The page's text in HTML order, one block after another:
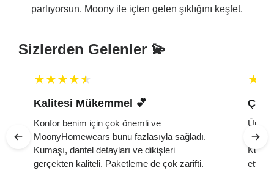
parlıyorsun. Moony ile içten gelen şıklığını keşfet.
Sizlerden Gelenler 💫
Kalitesi Mükemmel 💕 ️
Konfor benim için çok önemli ve
MoonyHomewears bunu fazlasıyla sağladı.
Kumaşı, dantel detayları ve dikişleri
gerçekten kaliteli. Paketleme de çok zarifti.
Çok
Ürün
etti.